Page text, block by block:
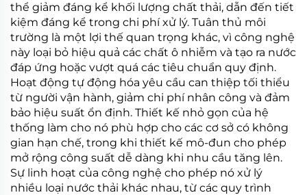
thể giảm đáng kể khối lượng chất thải, dẫn đến tiết
kiệm đáng kể trong chi phí xử lý. Tuân thủ môi
trường là một lợi thế quan trọng khác, vì công nghệ
này loại bỏ hiệu quả các chất ô nhiễm và tạo ra nước
đáp ứng hoặc vượt quá các tiêu chuẩn quy định.
Hoạt động tự động hóa yêu cầu can thiệp tối thiểu
từ người vận hành, giảm chi phí nhân công và đảm
bảo hiệu suất ổn định. Thiết kế nhỏ gọn của hệ
thống làm cho nó phù hợp cho các cơ sở có không
gian hạn chế, trong khi thiết kế mô-đun cho phép
mở rộng công suất dễ dàng khi nhu cầu tăng lên.
Sự linh hoạt của công nghệ cho phép nó xử lý
nhiều loại nước thải khác nhau, từ các quy trình